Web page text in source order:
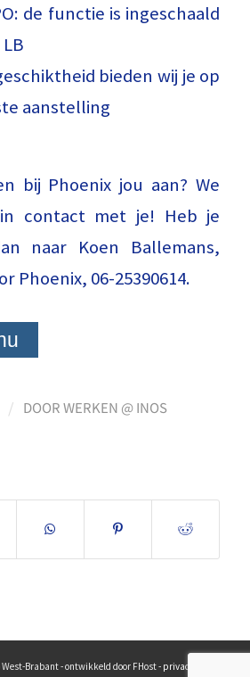
de functie is ingeschaald
bieden wij je op
aanstelling
bij Phoenix jou aan? We
contact met je! Heb je
naar Koen Ballemans,
Phoenix, 06-25390614.
/ DOORWERKEN @ INOS
Brabant - ontwikkeld door FHost - privacy